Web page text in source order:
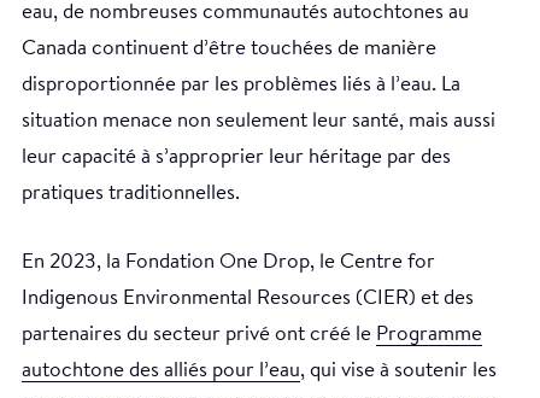
eau, de nombreuses communautés autochtones au
Canada continuent d’être touchées de manière
disproportionnée par les problèmes liés à l’eau. La
situation menace non seulement leur santé, mais aussi
leur capacité à s’approprier leur héritage par des
pratiques traditionnelles.
En 2023, la Fondation One Drop, le Centre for
Indigenous Environmental Resources (CIER) et des
partenaires du secteur privé ont créé le Programme
autochtone des alliés pour l’eau, qui vise à soutenir les